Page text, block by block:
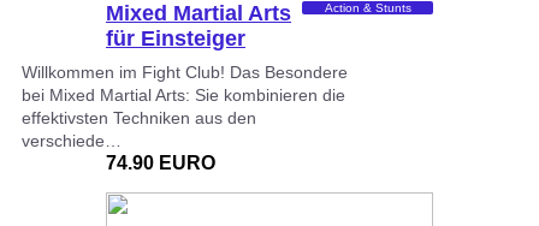
Mixed Martial Arts
für Einsteiger
Action & Stunts
Willkommen im Fight Club! Das Besondere
bei Mixed Martial Arts: Sie kombinieren die
effektivsten Techniken aus den
verschiede…
74.90 EURO